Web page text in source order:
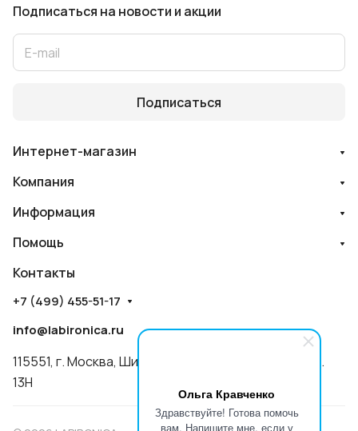
Ольга Кравченко
Здравствуйте! Готова помочь
вам. Напишите мне, если у
Подписаться на новости и акции
Подписаться
Интернет-магазин
Компания
Информация
Помощь
Контакты
+7 (499) 455-51-17
info@labironica.ru
115551, г. Москва, Шипиловский пр-д, д. 47, ПОМЕЩ.
13Н